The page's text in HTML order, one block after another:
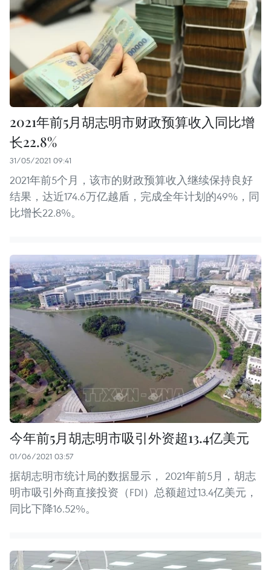
2021年前5月胡志明市财政预算收入同比增
长22.8%
31/05/2021 09:41
2021年前5个月，该市的财政预算收入继续保持良好
结果，达近174.6万亿越盾，完成全年计划的49%，同
比增长22.8%。
今年前5月胡志明市吸引外资超13.4亿美元
01/06/2021 03:57
据胡志明市统计局的数据显示， 2021年前5月，胡志
明市吸引外商直接投资（FDI）总额超过13.4亿美元，
同比下降16.52%。